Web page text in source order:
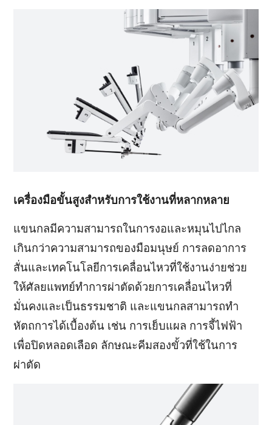
เครื่องมือขั้นสูงสำหรับการใช้งานที่หลากหลาย
แขนกลมีความสามารถในการงอและหมุนไปไกล
เกินกว่าความสามารถของมือมนุษย์ การลดอาการ
สั่นและเทคโนโลยีการเคลื่อนไหวที่ใช้งานง่ายช่วย
ให้ศัลยแพทย์ทำการผ่าตัดด้วยการเคลื่อนไหวที่
มั่นคงและเป็นธรรมชาติ และแขนกลสามารถทำ
หัตถการได้เบื้องต้น เช่น การเย็บแผล การจี้ไฟฟ้า
เพื่อปิดหลอดเลือด ลักษณะคีมสองขั้วที่ใช้ในการ
ผ่าตัด